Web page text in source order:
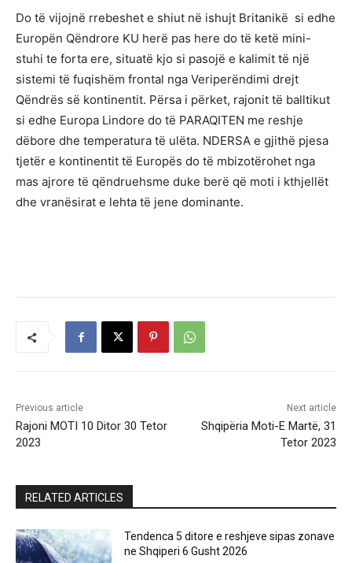
Do të vijojnë rrebeshet e shiut në ishujt Britanikë si edhe
Europën Qëndrore KU herë pas here do të ketë mini-
stuhi te forta ere, situatë kjo si pasojë e kalimit të një
sistemi të fuqishëm frontal nga Veriperëndimi drejt
Qëndrës së kontinentit. Përsa i përket, rajonit të balltikut
si edhe Europa Lindore do të PARAQITEN me reshje
dëbore dhe temperatura të ulëta. NDERSA e gjithë pjesa
tjetër e kontinentit të Europës do të mbizotërohet nga
mas ajrore të qëndruehsme duke berë që moti i kthjellët
dhe vranësirat e lehta të jene dominante.
Previous article
Rajoni MOTI 10 Ditor 30 Tetor
2023
Next article
Shqipëria Moti-E Martë, 31
Tetor 2023
RELATED ARTICLES
Tendenca 5 ditore e reshjeve sipas zonave
ne Shqiperi 6 Gusht 2026